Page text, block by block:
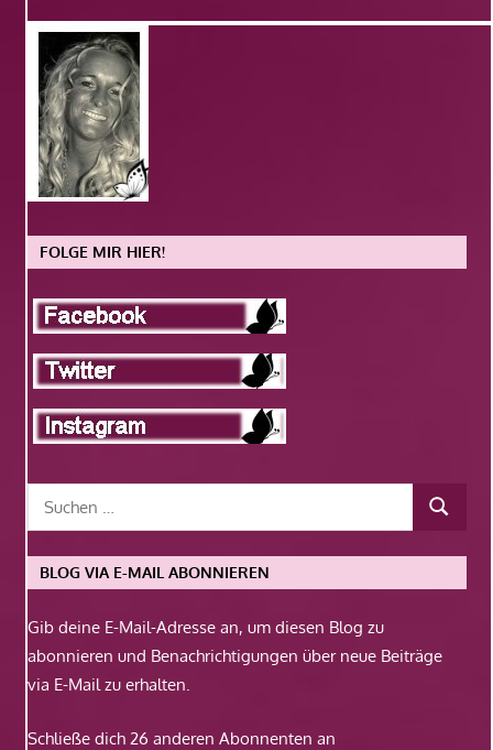
FOLGE MIR HIER!
BLOG VIA E-MAIL ABONNIEREN
Gib deine E-Mail-Adresse an, um diesen Blog zu
abonnieren und Benachrichtigungen über neue Beiträge
via E-Mail zu erhalten.
Schließe dich 26 anderen Abonnenten an